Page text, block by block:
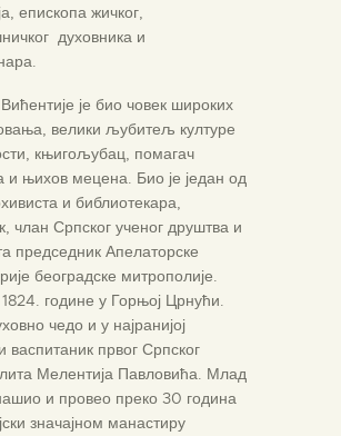
епископа жичког,
духовника и
је био човек широких
велики љубитељ културе
књигољубац, помагач
и њихов мецена. Био је један од
и библиотекара,
члан Српског ученог друштва и
председник Апелаторске
београдске митрополије.
1824. године у Горњој Црнући.
чедо и у најранијој
васпитаник првог Српског
Мелентија Павловића. Млад
и провео преко 30 година
значајном манастиру